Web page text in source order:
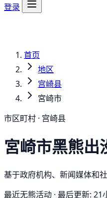
登录
首页
地区
宫崎县
宮崎市
市区町村 · 宫崎县
宮崎市黑熊出
基于政府机构、新闻媒体和
最近无熊活动 · 最后更新: 21